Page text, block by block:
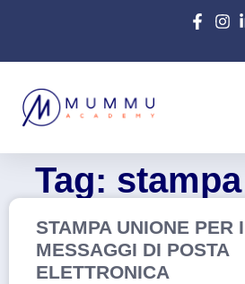
Tag:
STAMPA UNIONE PER
MESSAGGI DI POSTA
ELETTRONICA